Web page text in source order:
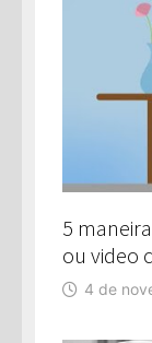
5
ou video
4 de